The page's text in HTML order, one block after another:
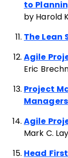
to
by Harold
The Lean
Agile
Eric
Project
Managers
Agile
Mark C.
Head First